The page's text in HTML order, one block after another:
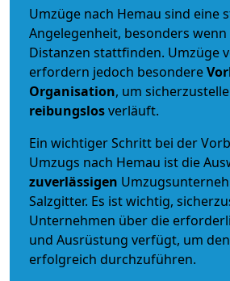
Umzüge nach Hemau sind eine
Angelegenheit, besonders
Distanzen stattfinden. Umzüge
erfordern jedoch besondere
Organisation, um
reibungslosverläuft.
Ein wichtiger Schritt bei der
Umzugs nach Hemau ist die
zuverlässigen
Salzgitter. Es ist wichtig,
Unternehmen über die
und Ausrüstung verfügt, um
erfolgreich durchzuführen.